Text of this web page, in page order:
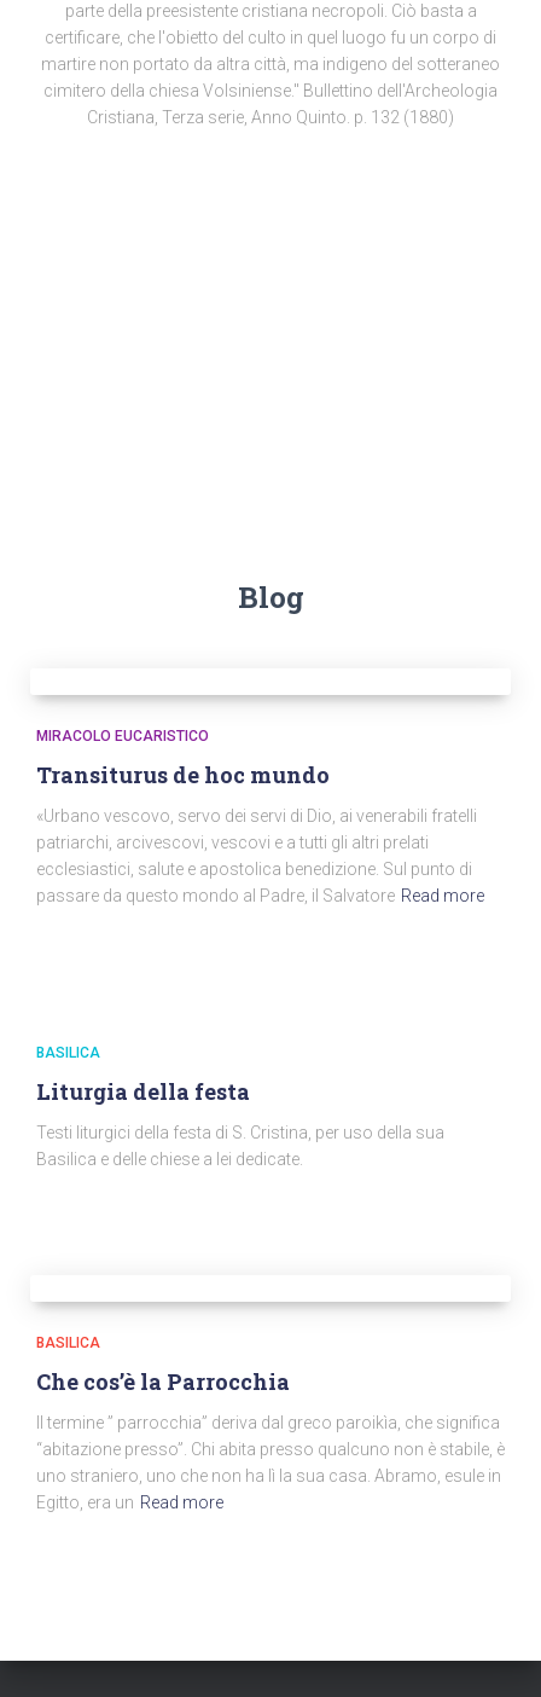
parte della preesistente cristiana necropoli. Ciò basta a
certificare, che l'obietto del culto in quel luogo fu un corpo di
martire non portato da altra città, ma indigeno del sotteraneo
cimitero della chiesa Volsiniense." Bullettino dell'Archeologia
Cristiana, Terza serie, Anno Quinto. p. 132 (1880)
Blog
MIRACOLO EUCARISTICO
Transiturus de hoc mundo
«Urbano vescovo, servo dei servi di Dio, ai venerabili fratelli
patriarchi, arcivescovi, vescovi e a tutti gli altri prelati
ecclesiastici, salute e apostolica benedizione. Sul punto di
passare da questo mondo al Padre, il Salvatore Read more
BASILICA
Liturgia della festa
Testi liturgici della festa di S. Cristina, per uso della sua
Basilica e delle chiese a lei dedicate.
BASILICA
Che cos’è la Parrocchia
Il termine ” parrocchia” deriva dal greco paroikìa, che significa
“abitazione presso”. Chi abita presso qualcuno non è stabile, è
uno straniero, uno che non ha lì la sua casa. Abramo, esule in
Egitto, era un Read more